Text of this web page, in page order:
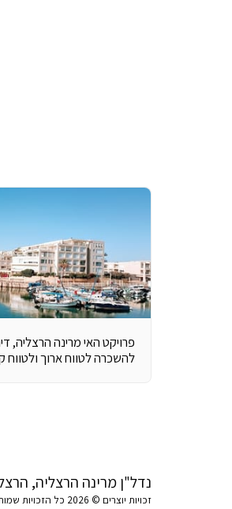
פרויקט האי מרינה הרצליה,
להשכרה לטווח ארוך ולטווח
נדל"ן מרינה הרצליה,
זכויות יוצרים © 2026 כל הזכויות שמורות